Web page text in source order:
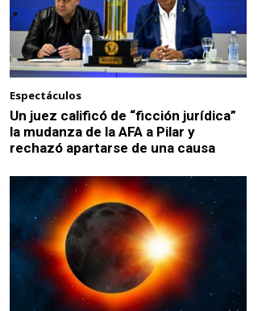
Espectáculos
Un juez calificó de “ficción jurídica”
la mudanza de la AFA a Pilar y
rechazó apartarse de una causa